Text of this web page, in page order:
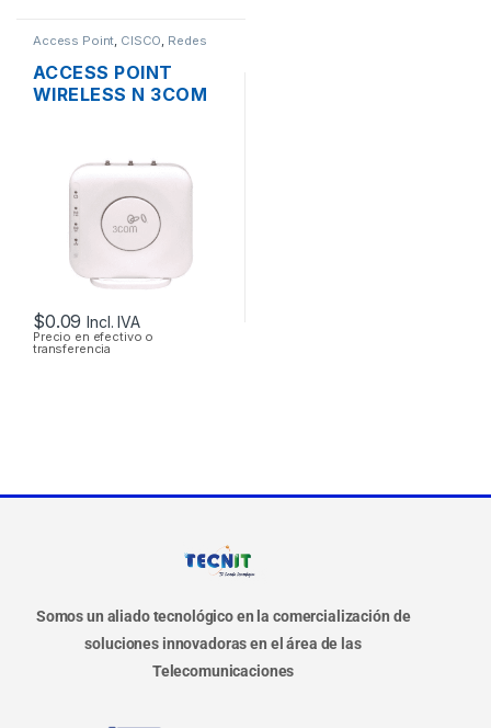
Access Point, CISCO, Redes
ACCESS POINT
WIRELESS N 3COM
$0.09 Incl. IVA
Precio en efectivo o
transferencia
Somos un aliado tecnológico en la comercialización de
soluciones innovadoras en el área de las
Telecomunicaciones